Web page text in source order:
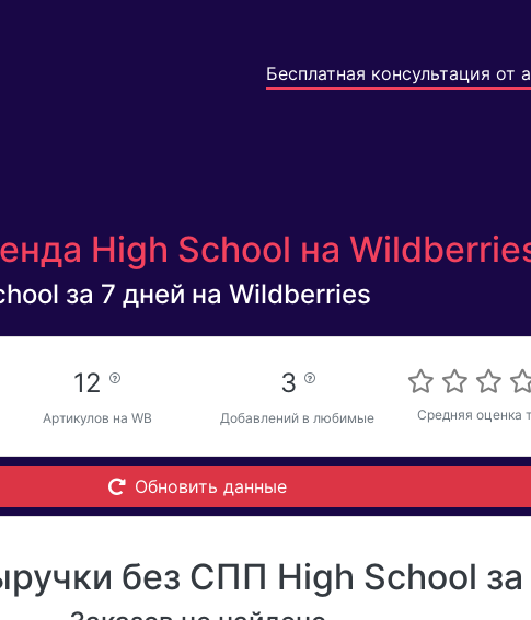
Бесплатная консультация от
High School на
за 7 дней на Wildberries
12
Артикулов на WB
3
Добавлений в любимые Средняя оценка
Обновить данные
без СПП High School за